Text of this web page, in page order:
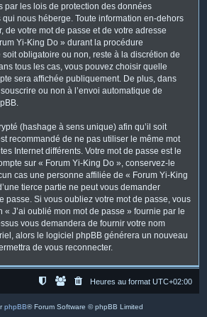
par les lois de protection des données
nous héberge. Toute information en-dehors
de votre mot de passe et de votre adresse
Yi-King Do » durant la procédure
soit obligatoire ou non, reste à la discrétion de
tous les cas, vous pouvez choisir quelle
sera affichée publiquement. De plus, dans
ou non à l’envoi automatique de
(hashage à sens unique) afin qu’il soit
recommandé de ne pas utiliser le même mot
Internet différents. Votre mot de passe est le
sur « Forum Yi-King Do », conservez-le
cas une personne affiliée de « Forum Yi-King
tierce partie ne peut vous demander
passe. Si vous oubliez votre mot de passe, vous
J’ai oublié mon mot de passe » fournie par le
vous demandera de fournir votre nom
alors le logiciel phpBB générera un nouveau
de vous reconnecter.
Heures au format UTC+02:00
phpBB® Forum Software © phpBB Limited